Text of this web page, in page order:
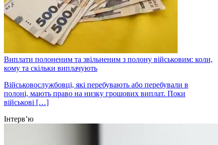
Виплати полоненим та звільненим з полону військовим: коли,
кому та скільки виплачують
Військовослужбовці, які перебувають або перебували в
полоні, мають право на низку грошових виплат. Поки
військові […]
Інтерв’ю